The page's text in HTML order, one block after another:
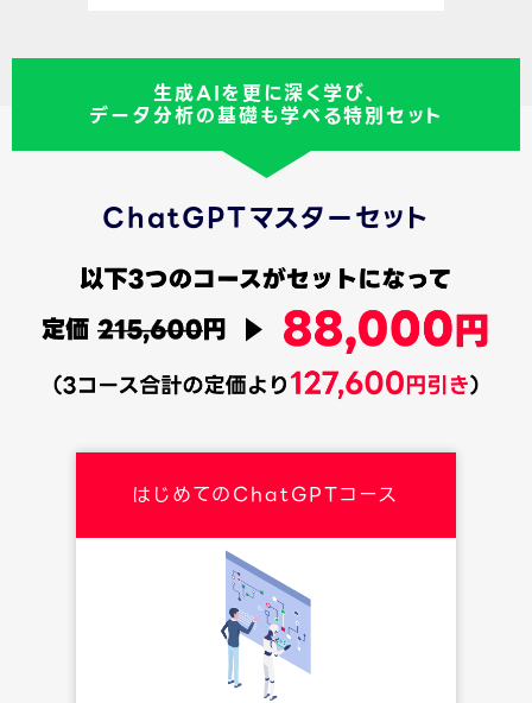
生成AIを更に深く学び、
データ分析の基礎も学べる特別セット
ChatGPTマスターセット
はじめてのChatGPTコース